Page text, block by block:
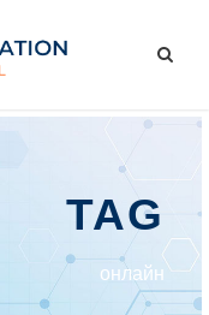
TAG
онлайн